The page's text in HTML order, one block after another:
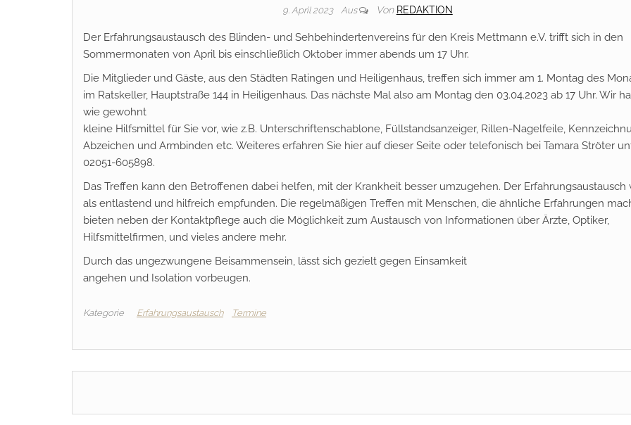
9. April 2023 Aus Von REDAKTION
Der Erfahrungsaustausch des Blinden- und Sehbehindertenvereins für den Kreis Mettmann e.V. trifft sich in den
Sommermonaten von April bis einschließlich Oktober immer abends um 17 Uhr.
Die Mitglieder und Gäste, aus den Städten Ratingen und Heiligenhaus, treffen sich immer am 1. Montag des
im Ratskeller, Hauptstraße 144 in Heiligenhaus. Das nächste Mal also am Montag den 03.04.2023 ab 17 Uhr. Wir
wie gewohnt
kleine Hilfsmittel für Sie vor, wie z.B. Unterschriftenschablone, Füllstandsanzeiger, Rillen-Nagelfeile,
Abzeichen und Armbinden etc. Weiteres erfahren Sie hier auf dieser Seite oder telefonisch bei Tamara Ströter
02051-605898.
Das Treffen kann den Betroffenen dabei helfen, mit der Krankheit besser umzugehen. Der Erfahrungsaustausch
als entlastend und hilfreich empfunden. Die regelmäßigen Treffen mit Menschen, die ähnliche Erfahrungen
bieten neben der Kontaktpflege auch die Möglichkeit zum Austausch von Informationen über Ärzte, Optiker,
Hilfsmittelfirmen, und vieles andere mehr.
Durch das ungezwungene Beisammensein, lässt sich gezielt gegen Einsamkeit
angehen und Isolation vorbeugen.
Kategorie Erfahrungsaustausch Termine